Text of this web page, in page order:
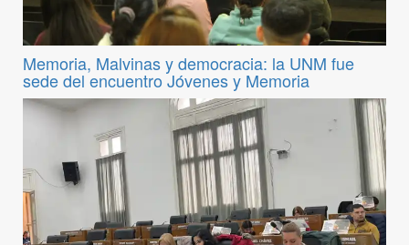
Memoria, Malvinas y democracia: la UNM fue
sede del encuentro Jóvenes y Memoria